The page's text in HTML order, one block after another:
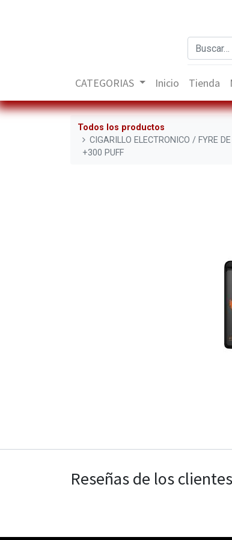
CATEGORIAS Inicio Tienda
Todos los productos
CIGARILLO ELECTRONICO / FYRE
+300 PUFF
Reseñas de los clientes